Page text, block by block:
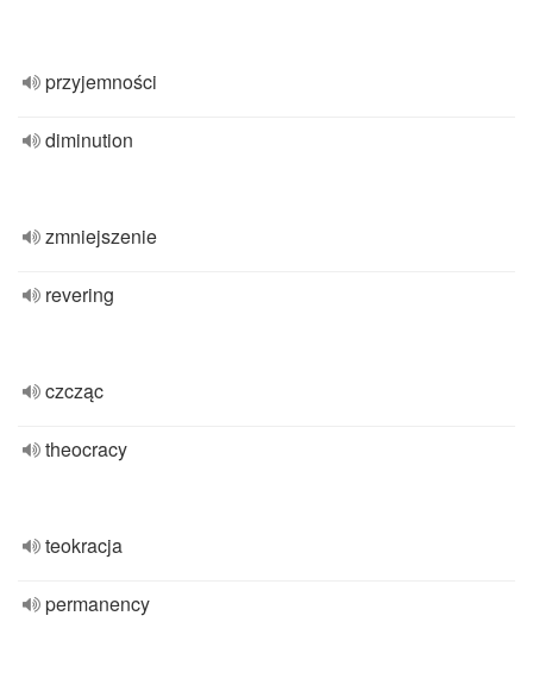
przyjemności
diminution
zmniejszenie
revering
czcząc
theocracy
teokracja
permanency